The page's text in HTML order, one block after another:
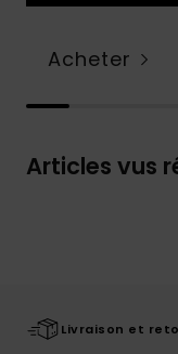
Acheter
Articles vus
Livraison et